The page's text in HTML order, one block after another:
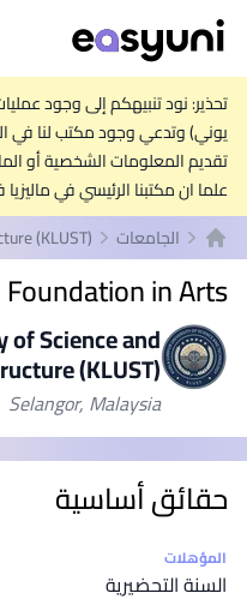
تحذير: نود تنبيهكم إلى وجود
يوني) وتدعي وجود مكتب لنا في
تقديم المعلومات الشخصية أو
علما ان مكتبنا الرئيسي في
الصفحة الرئيسية
الجامعات (KLUST)
Foundation in Arts
Science and
(KLUST)
Selangor, Malaysia
حقائق أساسية
إحصائيات
المؤهلات
السنة التحضيرية